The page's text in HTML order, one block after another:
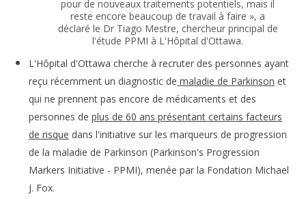
pour de nouveaux traitements potentiels, mais il
reste encore beaucoup de travail à faire », a
déclaré le Dr Tiago Mestre, chercheur principal de
l'étude PPMI à L'Hôpital d'Ottawa.
L'Hôpital d'Ottawa cherche à recruter des personnes ayant
reçu récemment un diagnostic de maladie de Parkinson et
qui ne prennent pas encore de médicaments et des
personnes de plus de 60 ans présentant certains facteurs
de risque dans l'initiative sur les marqueurs de progression
de la maladie de Parkinson (Parkinson's Progression
Markers Initiative - PPMI), menée par la Fondation Michael
J. Fox.